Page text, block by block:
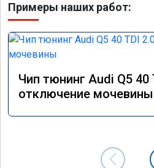
Примеры наших работ:
Чип тюнинг Audi Q5 40
отключение мочевины